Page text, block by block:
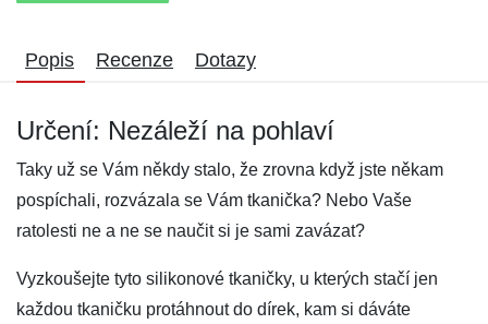
Popis Recenze Dotazy
Určení: Nezáleží na pohlaví
Taky už se Vám někdy stalo, že zrovna když jste někam
pospíchali, rozvázala se Vám tkanička? Nebo Vaše
ratolesti ne a ne se naučit si je sami zavázat?
Vyzkoušejte tyto silikonové tkaničky, u kterých stačí jen
každou tkaničku protáhnout do dírek, kam si dáváte